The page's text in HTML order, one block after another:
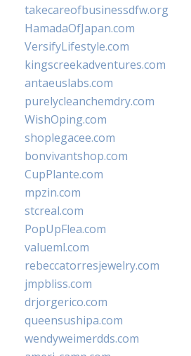
takecareofbusinessdfw.org
HamadaOfJapan.com
VersifyLifestyle.com
kingscreekadventures.com
antaeuslabs.com
purelycleanchemdry.com
WishOping.com
shoplegacee.com
bonvivantshop.com
CupPlante.com
mpzin.com
stcreal.com
PopUpFlea.com
valueml.com
rebeccatorresjewelry.com
jmpbliss.com
drjorgerico.com
queensushipa.com
wendyweimerdds.com